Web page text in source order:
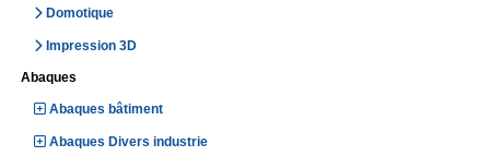
Domotique
Impression 3D
Abaques
Abaques bâtiment
Abaques Divers industrie